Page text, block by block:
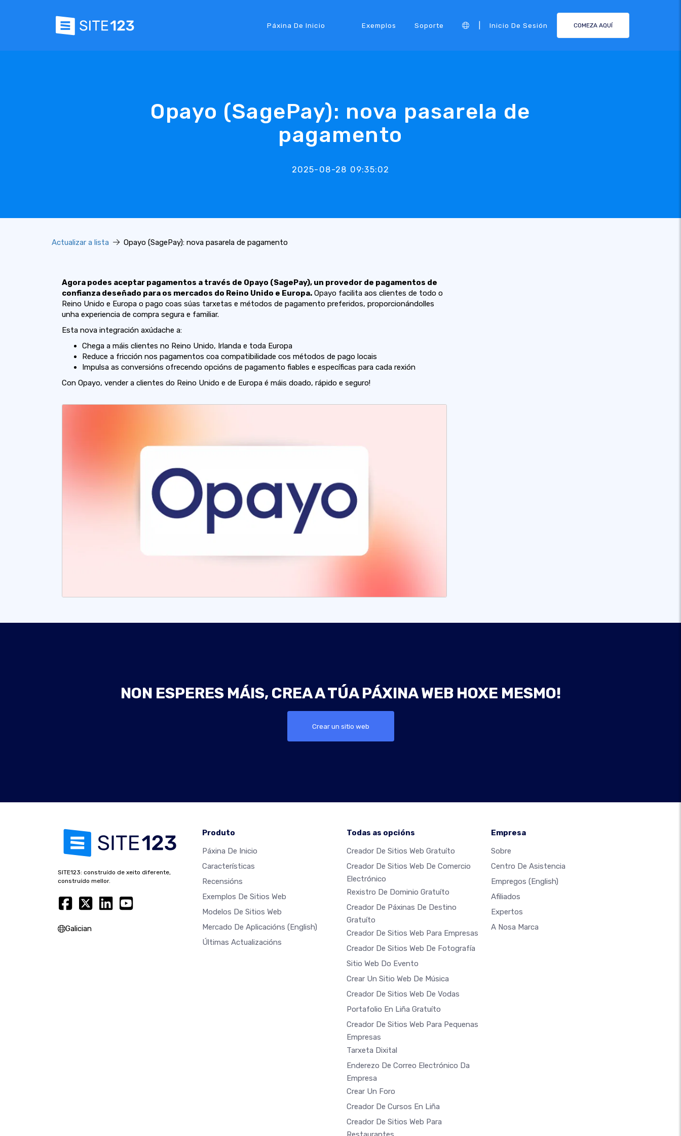
Páxina De Inicio Exemplos Soporte Inicio De Sesión COMEZA AQUÍ
Opayo (SagePay): nova pasarela de
pagamento
2025-08-28 09:35:02
Actualizar a lista Opayo (SagePay): nova pasarela de pagamento
Agora podes aceptar pagamentos a través de Opayo (SagePay), un provedor de pagamentos de
confianza deseñado para os mercados do Reino Unido e Europa. Opayo facilita aos clientes de todo o
Reino Unido e Europa o pago coas súas tarxetas e métodos de pagamento preferidos, proporcionándolles
unha experiencia de compra segura e familiar.
Esta nova integración axúdache a:
Chega a máis clientes no Reino Unido, Irlanda e toda Europa
Reduce a fricción nos pagamentos coa compatibilidade cos métodos de pago locais
Impulsa as conversións ofrecendo opcións de pagamento fiables e específicas para cada rexión
Con Opayo, vender a clientes do Reino Unido e de Europa é máis doado, rápido e seguro!
NON ESPERES MÁIS, CREA A TÚA PÁXINA WEB HOXE MESMO!
Crear un sitio web
SITE123: construído de xeito diferente,
construído mellor.
Galician
Produto
Páxina De Inicio
Características
Recensións
Exemplos De Sitios Web
Modelos De Sitios Web
Mercado De Aplicacións (English)
Últimas Actualizacións
Todas as opcións
Creador De Sitios Web Gratuíto
Creador De Sitios Web De Comercio
Electrónico
Rexistro De Dominio Gratuíto
Creador De Páxinas De Destino
Gratuíto
Creador De Sitios Web Para Empresas
Creador De Sitios Web De Fotografía
Sitio Web Do Evento
Crear Un Sitio Web De Música
Creador De Sitios Web De Vodas
Portafolio En Liña Gratuíto
Creador De Sitios Web Para Pequenas
Empresas
Tarxeta Dixital
Enderezo De Correo Electrónico Da
Empresa
Crear Un Foro
Creador De Cursos En Liña
Creador De Sitios Web Para
Empresa
Sobre
Centro De Asistencia
Empregos (English)
Afiliados
Expertos
A Nosa Marca